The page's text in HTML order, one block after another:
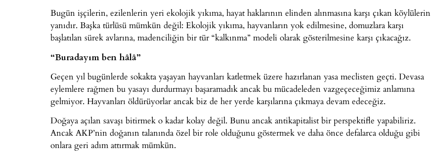
Bugün işçilerin, ezilenlerin yeri ekolojik yıkıma, hayat haklarının elinden alınmasına karşı çıkan köylülerin
yanıdır. Başka türlüsü mümkün değil: Ekolojik yıkıma, hayvanların yok edilmesine, domuzlara karşı
başlatılan sürek avlarına, madenciliğin bir tür “kalkınma” modeli olarak gösterilmesine karşı çıkacağız.
“Buradayım ben hâlâ”
Geçen yıl bugünlerde sokakta yaşayan hayvanları katletmek üzere hazırlanan yasa meclisten geçti. Devasa
eylemlere rağmen bu yasayı durdurmayı başaramadık ancak bu mücadeleden vazgeçeceğimiz anlamına
gelmiyor. Hayvanları öldürüyorlar ancak biz de her yerde karşılarına çıkmaya devam edeceğiz.
Doğaya açılan savaşı bitirmek o kadar kolay değil. Bunu ancak antikapitalist bir perspektifle yapabiliriz.
Ancak AKP’nin doğanın talanında özel bir role olduğunu göstermek ve daha önce defalarca olduğu gibi
onlara geri adım attırmak mümkün.